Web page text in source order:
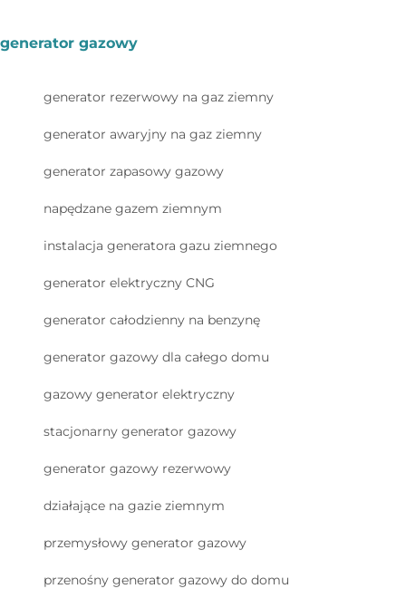
generator gazowy
generator rezerwowy na gaz ziemny
generator awaryjny na gaz ziemny
generator zapasowy gazowy
napędzane gazem ziemnym
instalacja generatora gazu ziemnego
generator elektryczny CNG
generator całodzienny na benzynę
generator gazowy dla całego domu
gazowy generator elektryczny
stacjonarny generator gazowy
generator gazowy rezerwowy
działające na gazie ziemnym
przemysłowy generator gazowy
przenośny generator gazowy do domu